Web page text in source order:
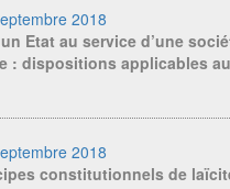
2018
Etat au service d’une
: dispositions applicables
2018
constitutionnels de